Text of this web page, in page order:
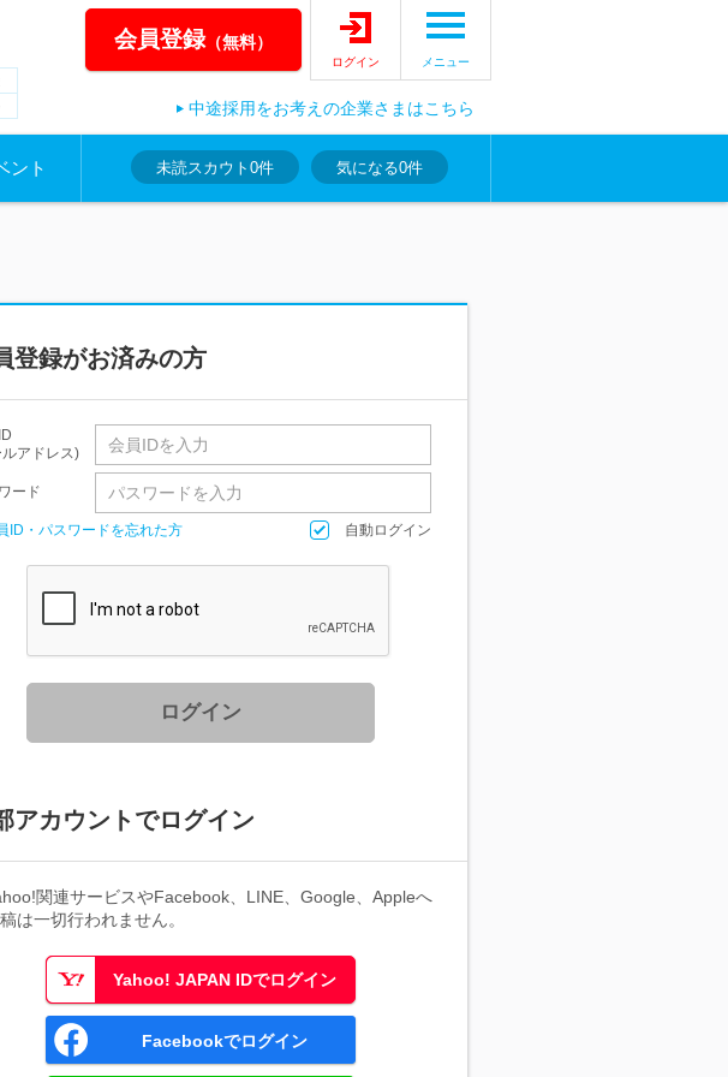
会員登録（無料）
ログイン メニュー
中途採用をお考えの企業さまはこちら
ント 未読スカウト 0件 気になる0件
登録がお済みの方
アドレス)
ード
ID・パスワードを忘れた方 自動ログイン
ログイン
アカウントでログイン
関連サービスやFacebook、LINE、Google、Appleへ
は一切行われません。
Yahoo! JAPAN IDでログイン
Facebookでログイン